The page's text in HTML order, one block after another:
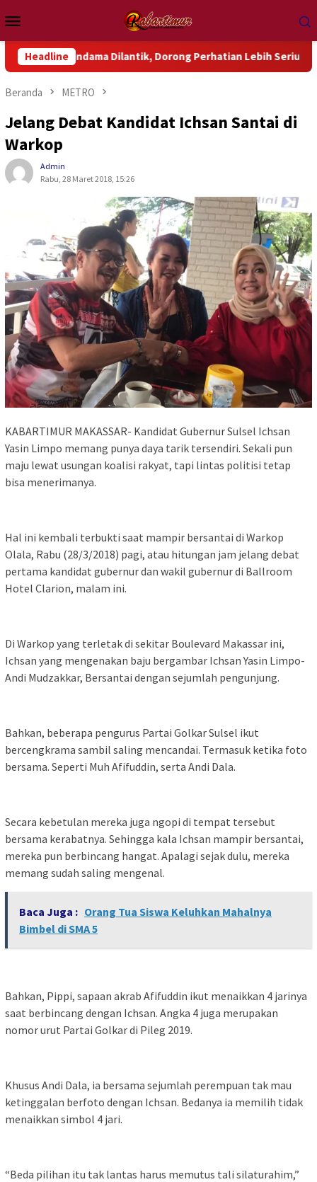
ke
kontenMobile
HeadlineDilantik, Dorong Perhatian Lebih Serius Terhadap Isu
Beranda METRO
Jelang Debat Kandidat Ichsan Santai di
Warkop
Admin
Rabu, 28 Maret 2018, 15:26
KABARTIMUR MAKASSAR- Kandidat Gubernur Sulsel Ichsan
Yasin Limpo memang punya daya tarik tersendiri. Sekali pun
maju lewat usungan koalisi rakyat, tapi lintas politisi tetap
bisa menerimanya.
Hal ini kembali terbukti saat mampir bersantai di Warkop
Olala, Rabu (28/3/2018) pagi, atau hitungan jam jelang debat
pertama kandidat gubernur dan wakil gubernur di Ballroom
Hotel Clarion, malam ini.
Di Warkop yang terletak di sekitar Boulevard Makassar ini,
Ichsan yang mengenakan baju bergambar Ichsan Yasin Limpo-
Andi Mudzakkar, Bersantai dengan sejumlah pengunjung.
Bahkan, beberapa pengurus Partai Golkar Sulsel ikut
bercengkrama sambil saling mencandai. Termasuk ketika foto
bersama. Seperti Muh Afifuddin, serta Andi Dala.
Secara kebetulan mereka juga ngopi di tempat tersebut
bersama kerabatnya. Sehingga kala Ichsan mampir bersantai,
mereka pun berbincang hangat. Apalagi sejak dulu, mereka
memang sudah saling mengenal.
Baca Juga : Orang Tua Siswa Keluhkan Mahalnya
Bimbel di SMA 5
Bahkan, Pippi, sapaan akrab Afifuddin ikut menaikkan 4 jarinya
saat berbincang dengan Ichsan. Angka 4 juga merupakan
nomor urut Partai Golkar di Pileg 2019.
Khusus Andi Dala, ia bersama sejumlah perempuan tak mau
ketinggalan berfoto dengan Ichsan. Bedanya ia memilih tidak
menaikkan simbol 4 jari.
“Beda pilihan itu tak lantas harus memutus tali silaturahim,”